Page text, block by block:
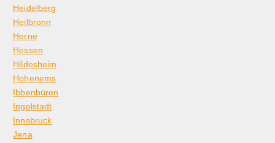
Heidelberg
Heilbronn
Herne
Hessen
Hildesheim
Hohenems
Ibbenbüren
Ingolstadt
Innsbruck
Jena